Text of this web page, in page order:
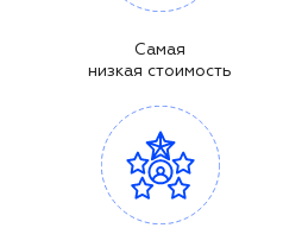
Самая
низкая стоимость